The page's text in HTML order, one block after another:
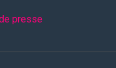
presse